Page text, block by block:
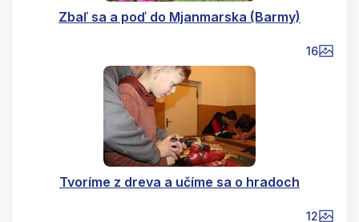
Zbaľ sa a poď do Mjanmarska (Barmy)
16
Tvoríme z dreva a učíme sa o hradoch
12